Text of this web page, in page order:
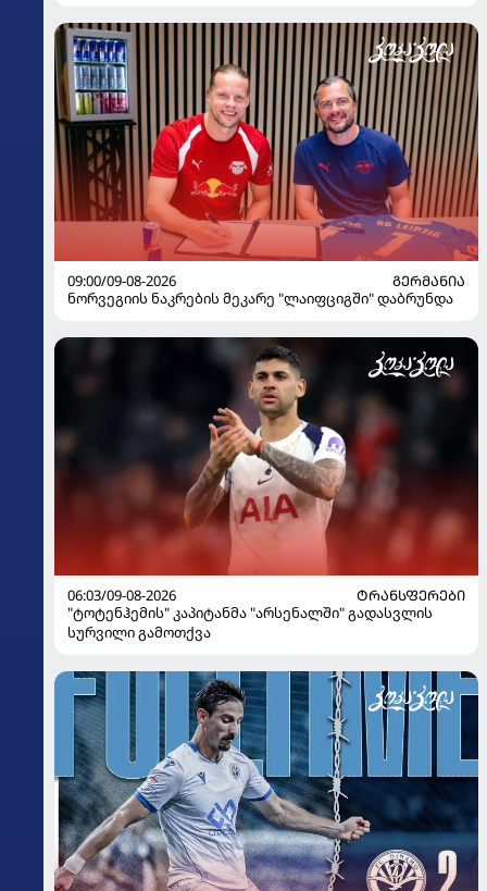
09:00/09-08-2026
ᲒᲔᲠᲛᲐᲜᲘᲐ
ნორვეგიის ნაკრების მეკარე "ლაიფციგში" დაბრუნდა
06:03/09-08-2026
ᲢᲠᲐᲜᲡᲤᲔᲠᲔᲑᲘ
"ტოტენჰემის" კაპიტანმა "არსენალში" გადასვლის
სურვილი გამოთქვა